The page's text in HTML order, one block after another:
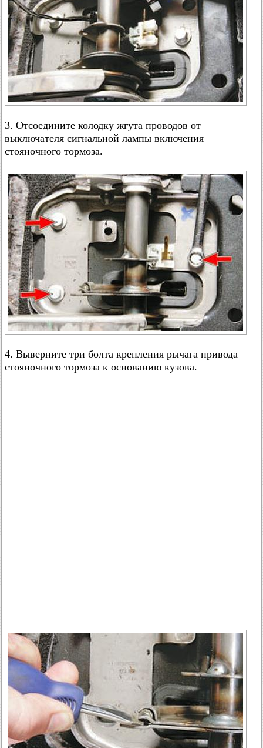
3. Отсоедините колодку жгута проводов от
выключателя сигнальной лампы включения
стояночного тормоза.
4. Выверните три болта крепления рычага привода
стояночного тормоза к основанию кузова.